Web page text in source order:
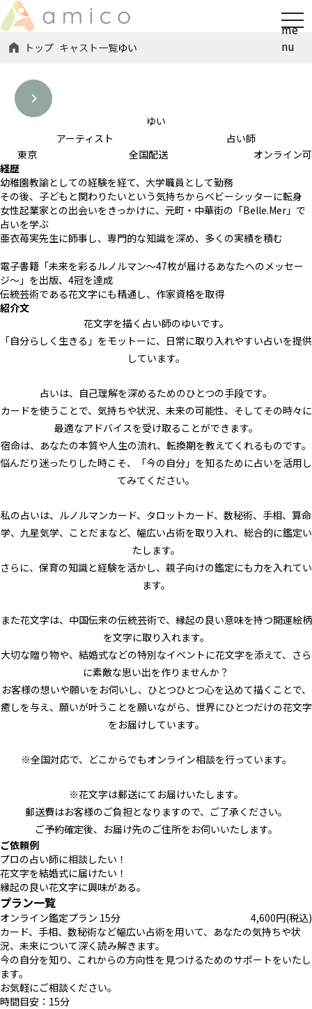
t
o
g
v
g
a
i
n
me
nu
トップ キャスト一覧ゆい
ゆい
アーティスト
占い師
東京
全国配送
オンライン可
経歴
幼稚園教諭としての経験を経て、大学職員として勤務
その後、子どもと関わりたいという気持ちからベビーシッターに転身
女性起業家との出会いをきっかけに、元町・中華街の「Belle.Mer」で
占いを学ぶ
亜衣苺実先生に師事し、専門的な知識を深め、多くの実績を積む
電子書籍「未来を彩るルノルマン〜47枚が届けるあなたへのメッセー
ジ〜」を出版、4冠を達成
伝統芸術である花文字にも精通し、作家資格を取得
紹介文
花文字を描く占い師のゆいです。
「自分らしく生きる」をモットーに、日常に取り入れやすい占いを提供
しています。
占いは、自己理解を深めるためのひとつの手段です。
カードを使うことで、気持ちや状況、未来の可能性、そしてその時々に
最適なアドバイスを受け取ることができます。
宿命は、あなたの本質や人生の流れ、転換期を教えてくれるものです。
悩んだり迷ったりした時こそ、「今の自分」を知るために占いを活用し
てみてください。
私の占いは、ルノルマンカード、タロットカード、数秘術、手相、算命
学、九星気学、ことだまなど、幅広い占術を取り入れ、総合的に鑑定い
たします。
さらに、保育の知識と経験を活かし、親子向けの鑑定にも力を入れてい
ます。
また花文字は、中国伝来の伝統芸術で、縁起の良い意味を持つ開運絵柄
を文字に取り入れます。
大切な贈り物や、結婚式などの特別なイベントに花文字を添えて、さら
に素敵な思い出を作りませんか？
お客様の想いや願いをお伺いし、ひとつひとつ心を込めて描くことで、
癒しを与え、願いが叶うことを願いながら、世界にひとつだけの花文字
をお届けしています。
※全国対応で、どこからでもオンライン相談を行っています。
※花文字は郵送にてお届けいたします。
郵送費はお客様のご負担となりますので、ご了承ください。
ご予約確定後、お届け先のご住所をお伺いいたします。
ご依頼例
プロの占い師に相談したい！
花文字を結婚式に届けたい！
縁起の良い花文字に興味がある。
プラン一覧
オンライン鑑定プラン 15分 4,600円(税込)
カード、手相、数秘術など幅広い占術を用いて、あなたの気持ちや状
況、未来について深く読み解きます。
今の自分を知り、これからの方向性を見つけるためのサポートをいたし
ます。
お気軽にご相談ください。
時間目安：15分